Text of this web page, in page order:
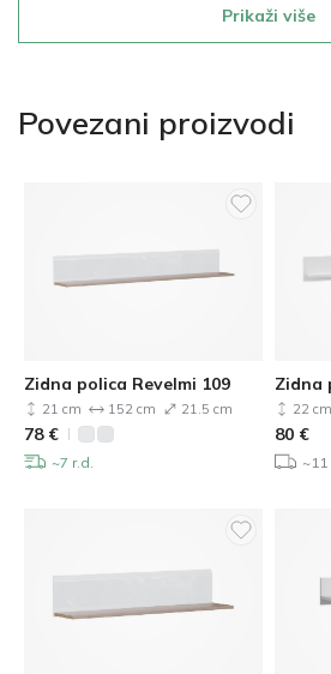
Prikaži više
Povezani proizvodi
Zidna polica Revelmi 109
21 cm 152 cm 21.5 cm
78 €
~7 r.d.
Zidna
22 cm
80 €
~11